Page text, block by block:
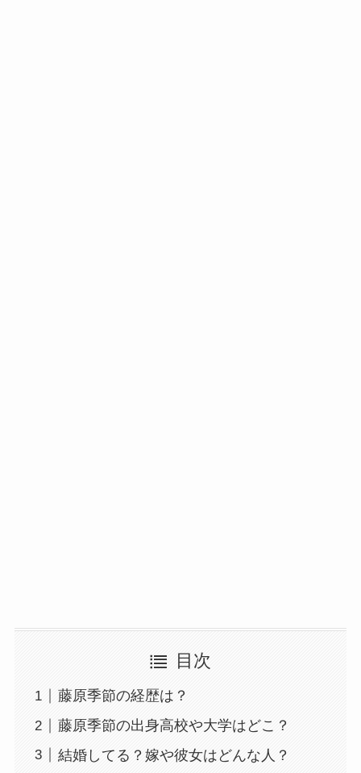
目次
藤原季節の経歴は？
藤原季節の出身高校や大学はどこ？
結婚してる？嫁や彼女はどんな人？